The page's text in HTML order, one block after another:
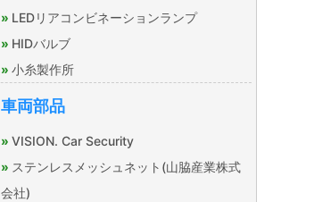
LEDリアコンビネーションランプ
HIDバルブ
小糸製作所
車両部品
VISION. Car Security
ステンレスメッシュネット(山脇産業株式
会社)